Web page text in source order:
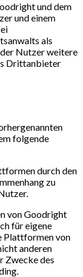
und dem
und einem
als
Nutzer weitere
Drittanbieter
folgende
durch den
zu
von Goodright
für eigene
Plattformen von
anderen
Zwecke des